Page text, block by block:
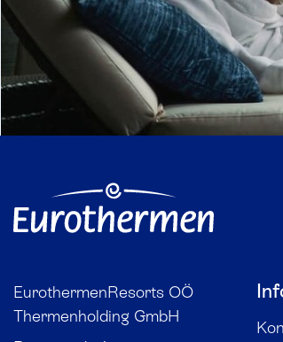
EurothermenResorts OÖ
Thermenholding GmbH